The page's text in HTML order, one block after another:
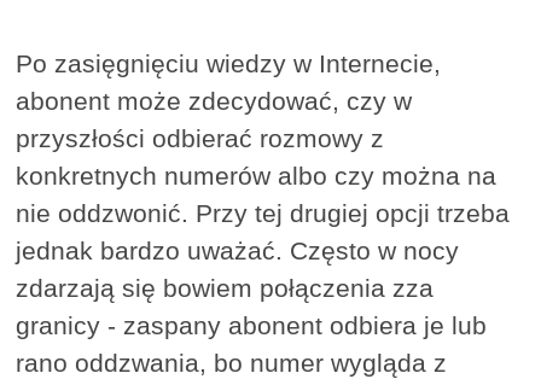
Po zasięgnięciu wiedzy w Internecie,
abonent może zdecydować, czy w
przyszłości odbierać rozmowy z
konkretnych numerów albo czy można na
nie oddzwonić. Przy tej drugiej opcji trzeba
jednak bardzo uważać. Często w nocy
zdarzają się bowiem połączenia zza
granicy - zaspany abonent odbiera je lub
rano oddzwania, bo numer wygląda z